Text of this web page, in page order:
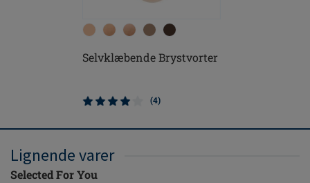
Selvklæbende Brystvorter
(4)
Lignende varer
Selected For You